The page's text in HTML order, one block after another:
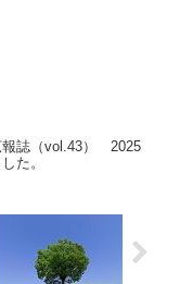
報誌（vol.43） 2025
た。